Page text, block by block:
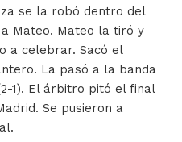
se la robó dentro del
Mateo. Mateo la tiró y
a celebrar. Sacó el
La pasó a la banda
1). El árbitro pitó el final
Se pusieron a